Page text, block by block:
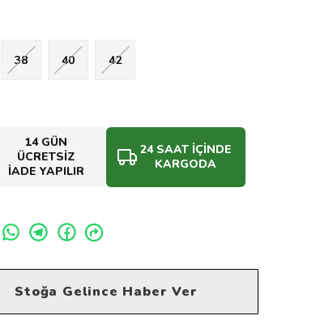
38 40 42
14 GÜN
ÜCRETSİZ
İADE YAPILIR
24 SAAT İÇİNDE
KARGODA
Stoğa Gelince Haber Ver